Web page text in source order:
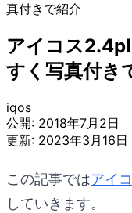
真付きで紹介
アイコス
すく写真付き
iqos
公開: 2018年7月2日
更新: 2023年3月16日
この記事ではアイ
していきます。